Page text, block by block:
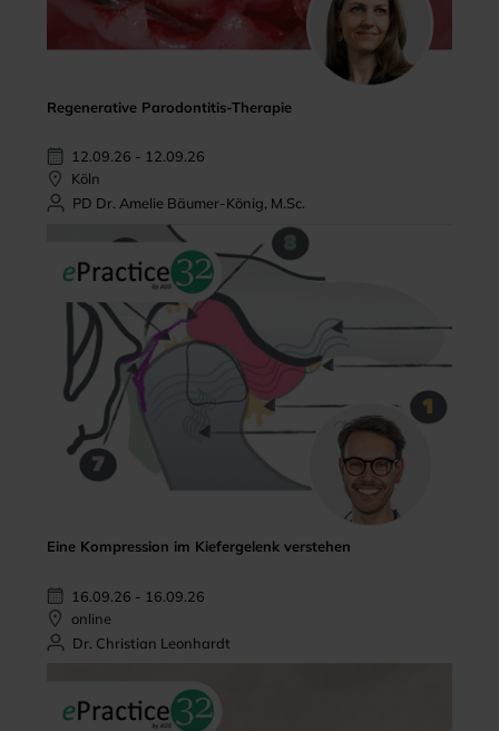
Regenerative Parodontitis-Therapie
12.09.26 - 12.09.26
Köln
PD Dr. Amelie Bäumer-König, M.Sc.
Eine Kompression im Kiefergelenk verstehen
16.09.26 - 16.09.26
online
Dr. Christian Leonhardt